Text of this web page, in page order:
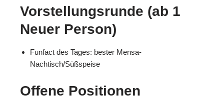
Vorstellungsrunde (ab 1
Neuer Person)
Funfact des Tages: bester Mensa-
Nachtisch/Süßspeise
Offene Positionen